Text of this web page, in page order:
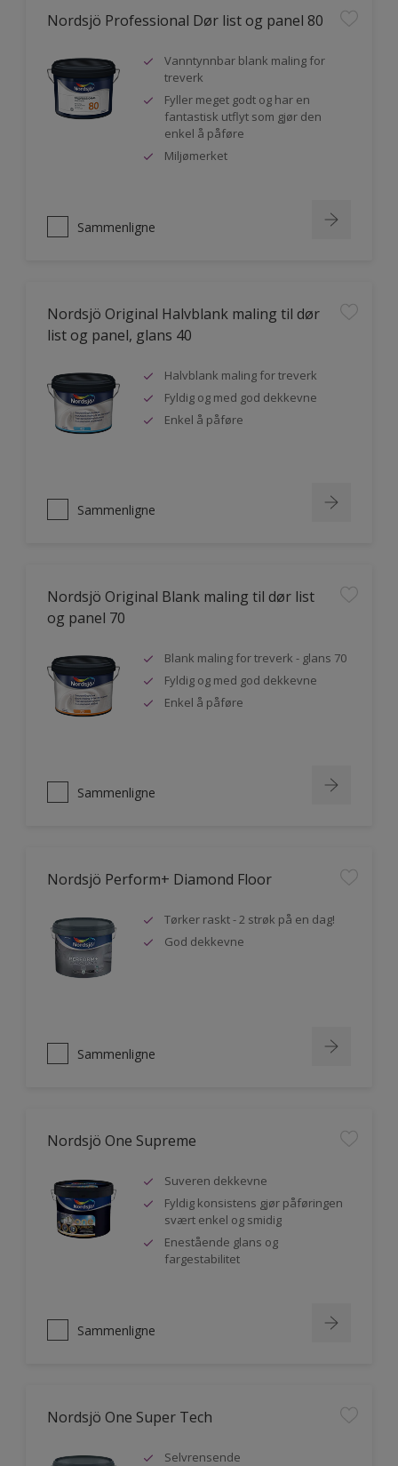
Nordsjö Professional Dør list og panel 80
Vanntynnbar blank maling for
treverk
Fyller meget godt og har en
fantastisk utflyt som gjør den
enkel å påføre
Miljømerket
Sammenligne
Nordsjö Original Halvblank maling til dør
list og panel, glans 40
Halvblank maling for treverk
Fyldig og med god dekkevne
Enkel å påføre
Sammenligne
Nordsjö Original Blank maling til dør list
og panel 70
Blank maling for treverk - glans 70
Fyldig og med god dekkevne
Enkel å påføre
Sammenligne
Nordsjö Perform+ Diamond Floor
Tørker raskt - 2 strøk på en dag!
God dekkevne
Sammenligne
Nordsjö One Supreme
Suveren dekkevne
Fyldig konsistens gjør påføringen
svært enkel og smidig
Enestående glans og
fargestabilitet
Sammenligne
Nordsjö One Super Tech
Selvrensende